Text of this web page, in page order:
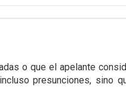
o que el apelante
presunciones, sino